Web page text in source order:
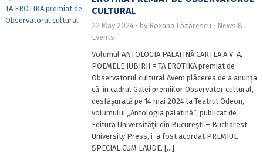
CULTURAL
22 May 2024 by Roxana Lăzărescu
News &
Events
Volumul ANTOLOGIA PALATINĂ CARTEA A V-A,
POEMELE IUBIRII = TA EROTIKA premiat de
Observatorul cultural Avem plăcerea de a anunța
că, în cadrul Galei premiilor Observator cultural,
desfășurată pe 14 mai 2024 la Teatrul Odeon,
volumului „Antologia palatină”, publicat de
Editura Universităţii din Bucureşti – Bucharest
University Press, i-a fost acordat PREMIUL
SPECIAL CUM LAUDE. […]